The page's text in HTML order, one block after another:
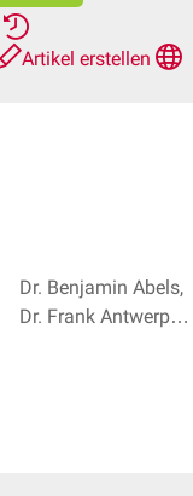
Artikel erstellen
Dr. Benjamin Abels,
Dr. Frank Antwerpes